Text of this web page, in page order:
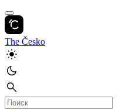
The Česko